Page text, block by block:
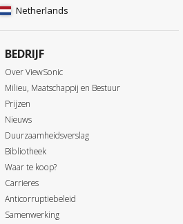
Netherlands
BEDRIJF
Over ViewSonic
Milieu, Maatschappij en Bestuur
Prijzen
Nieuws
Duurzaamheidsverslag
Bibliotheek
Waar te koop?
Carrieres
Anticorruptiebeleid
Samenwerking